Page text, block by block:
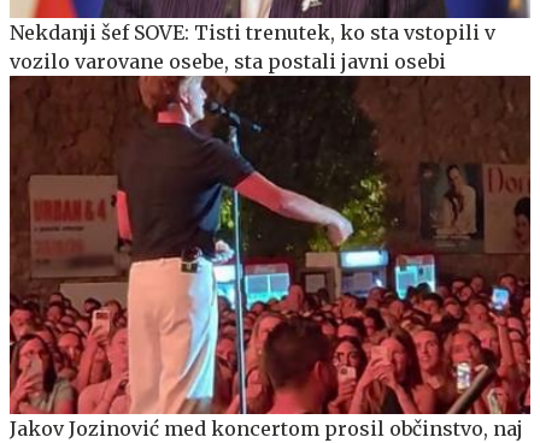
Nekdanji šef SOVE: Tisti trenutek, ko sta vstopili v
vozilo varovane osebe, sta postali javni osebi
Jakov Jozinović med koncertom prosil občinstvo, naj